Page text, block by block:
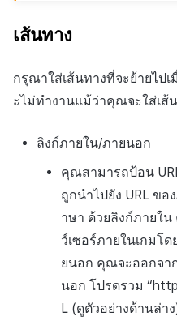
เส้นทาง
กรุณาใส่เส้นทางที่จะย้ายไป
ะไม่ทำงานแม้ว่าคุณจะใส่เส้
ลิงก์ภายใน/ภายนอก
คุณสามารถป้อน
ถูกนำไปยัง URL ข
าษา ด้วยลิงก์ภายใ
ว์เซอร์ภายในเกมโ
ยนอก คุณจะออกจา
นอก โปรดรวม
L (ดูตัวอย่างด้านล่าง